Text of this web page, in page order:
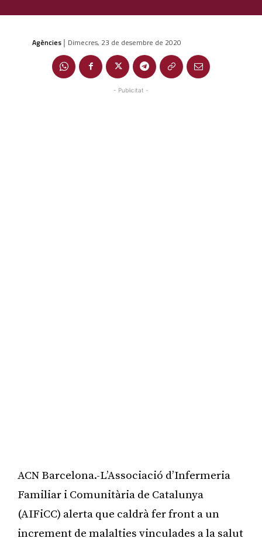
Agències | Dimecres, 23 de desembre de 2020
- Publicitat -
ACN Barcelona.-L’Associació d’Infermeria
Familiar i Comunitària de Catalunya
(AIFiCC) alerta que caldrà fer front a un
increment de malalties vinculades a la salut